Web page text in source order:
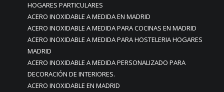
HOGARES PARTICULARES
ACERO INOXIDABLE A MEDIDA EN MADRID
ACERO INOXIDABLE A MEDIDA PARA COCINAS EN MADRID
ACERO INOXIDABLE A MEDIDA PARA HOSTELERIA HOGARES
MADRID
ACERO INOXIDABLE A MEDIDA PERSONALIZADO PARA
DECORACIÓN DE INTERIORES.
ACERO INOXIDABLE EN MADRID